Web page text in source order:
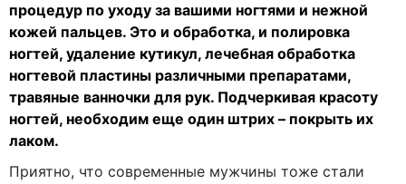
процедур по уходу за вашими ногтями и нежной
кожей пальцев. Это и обработка, и полировка
ногтей, удаление кутикул, лечебная обработка
ногтевой пластины различными препаратами,
травяные ванночки для рук. Подчеркивая красоту
ногтей, необходим еще один штрих – покрыть их
лаком.
Приятно, что современные мужчины тоже стали